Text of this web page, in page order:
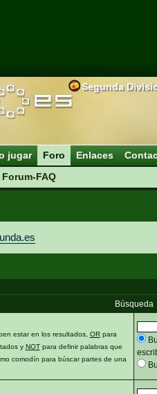
Segunda
jugar
Foro
Forum-FAQ
Enlaces
Búsqueda
estar en los resultados, ORpara
y NOTpara definir palabras que
comodín para búscar partes de una